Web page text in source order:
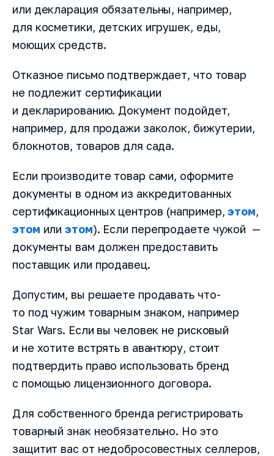
или декларация обязательны, например,
для косметики, детских игрушек, еды,
моющих средств.
Отказное письмо подтверждает, что товар
не подлежит сертификации
и декларированию. Документ подойдет,
например, для продажи заколок, бижутерии,
блокнотов, товаров для сада.
Если производите товар сами, оформите
документы в одном из аккредитованных
сертификационных центров (например,этом,
этом илиэтом). Если перепродаете чужой —
документы вам должен предоставить
поставщик или продавец.
Допустим, вы решаете продавать что-
то под чужим товарным знаком, например
Star Wars. Если вы человек не рисковый
и не хотите встрять в авантюру, стоит
подтвердить право использовать бренд
с помощью лицензионного договора.
Для собственного бренда регистрировать
товарный знак необязательно. Но это
защитит вас от недобросовестных селлеров,
Как вас зовут?
Название компании
Номер телефона